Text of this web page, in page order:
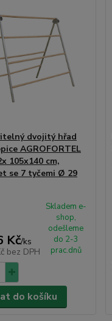
dvojitý hřad
AGROFORTEL
105x140 cm,
se 7 tyčemi Ø 29
Kč/ks
bez DPH
Skladem e-
shop,
odešleme
do 2-3
prac.dnů
do košíku